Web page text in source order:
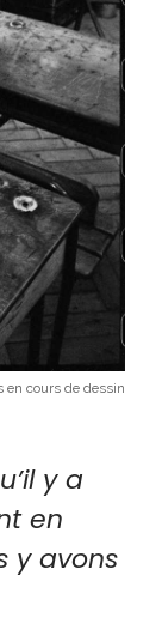
en cours de dessin
y a
en
y avons